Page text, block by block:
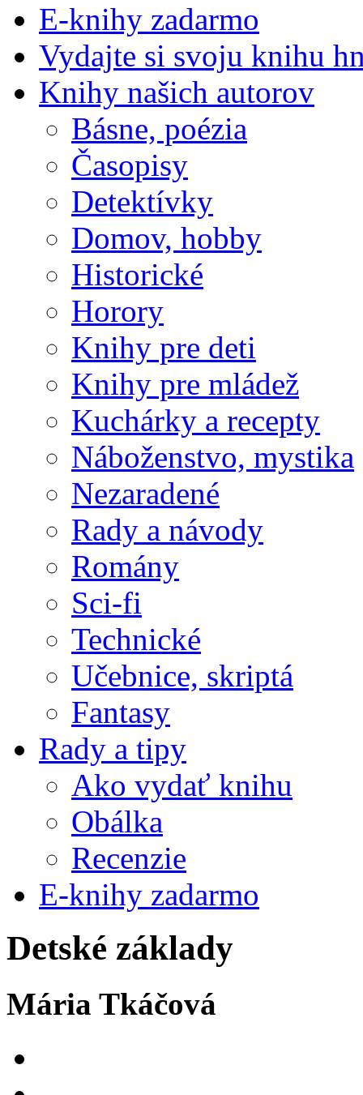
E-knihy zadarmo
Vydajte si svoju knihu
Knihy našich autorov
Básne, poézia
Časopisy
Detektívky
Domov, hobby
Historické
Horory
Knihy pre deti
Knihy pre mládež
Kuchárky a recepty
Náboženstvo, mystika
Nezaradené
Rady a návody
Romány
Sci-fi
Technické
Učebnice, skriptá
Fantasy
Rady a tipy
Ako vydať knihu
Obálka
Recenzie
E-knihy zadarmo
Detské základy
Mária Tkáčová